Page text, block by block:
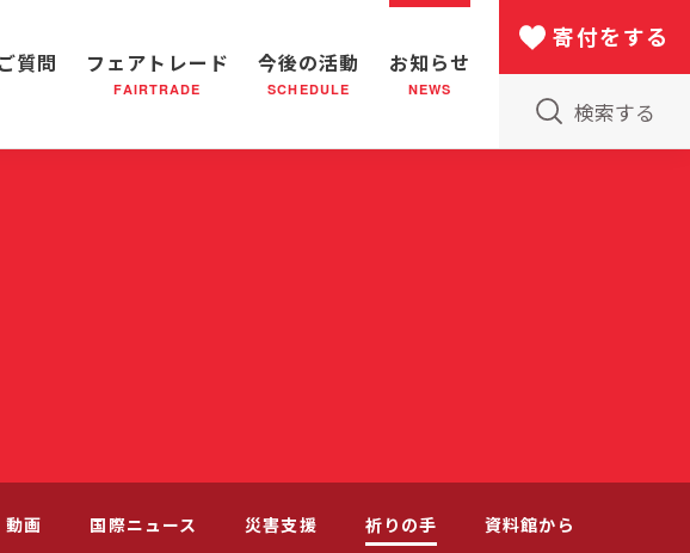
の目指す未来 小隊(教会)のはたらき 日本における救世軍の130年
ラスバンドのCD バザー 災害支援
福祉事業 出版物のご案内
質問 フェアトレード
FAIRTRADE
今後の活動
SCHEDULE
お知らせ
NEWS
検索する
寄付をする
動画 国際ニュース 災害支援 祈りの手 資料館から